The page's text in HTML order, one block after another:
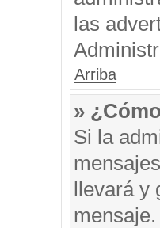
las
Arriba
»
Si la
llevará y
mensaje.